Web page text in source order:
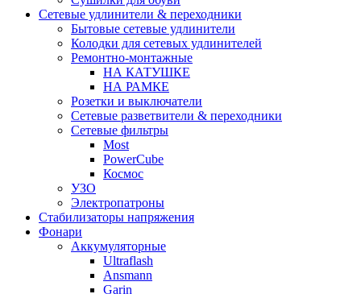
Сетевые удлинители & переходники
Бытовые сетевые удлинители
Колодки для сетевых удлинителей
Ремонтно-монтажные
НА КАТУШКЕ
НА РАМКЕ
Розетки и выключатели
Сетевые разветвители & переходники
Сетевые фильтры
Most
PowerCube
Космос
УЗО
Электропатроны
Стабилизаторы напряжения
Фонари
Аккумуляторные
Ultraflash
Ansmann
Garin